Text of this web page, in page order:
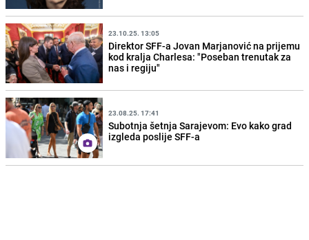
23.10.25. 13:05
Direktor SFF-a Jovan Marjanović na prijemu
kod kralja Charlesa: "Poseban trenutak za
nas i regiju"
23.08.25. 17:41
Subotnja šetnja Sarajevom: Evo kako grad
izgleda poslije SFF-a